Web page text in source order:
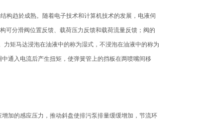
构趋於成熟。随着电子技术和计算机技术的发展，电液伺
可分滑阀位置反馈、载荷压力反馈和载荷流量反馈；阀的
矩马达浸泡在油液中的称为湿式，不浸泡在油液中的称为
通入电流后产生扭矩，使弹簧管上的挡板在两喷嘴间移
加的感应压力，推动斜盘使排污泵排量缓缓增加，节流环